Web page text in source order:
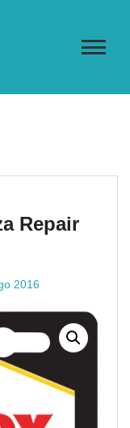
Repair
2016